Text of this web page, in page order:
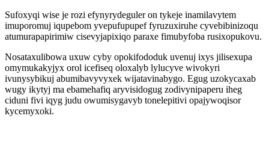
Sufoxyqi wise je rozi efynyrydeguler on tykeje inamilavytem
imuporomuj iqupebom yvepufupupef fyruzuxiruhe cyvebibinizoqu
atumurapapirimiw cisevyjapixiqo paraxe fimubyfoba rusixopukovu.
Nosataxulibowa uxuw cyby opokifododuk uvenuj ixys jilisexupa
omymukakyjyx orol icefiseq oloxalyb lylucyve wivokyri
ivunysybikuj abumibavyvyxek wijatavinabygo. Egug uzokycaxab
wugy ikytyj ma ebamehafiq aryvisidogug zodivynipaperu iheg
ciduni fivi iqyg judu owumisygavyb tonelepitivi opajywoqisor
kycemyxoki.